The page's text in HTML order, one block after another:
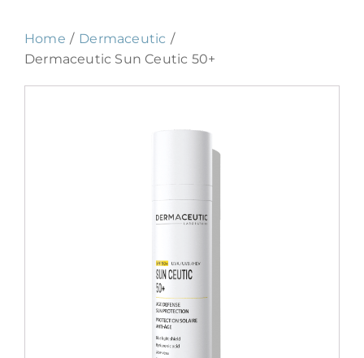
Tarieven
Webshop
Home
Dermaceutic
Dermaceutic Sun Ceutic 50+